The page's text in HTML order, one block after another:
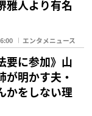
人より有名
エンタメニュース
要に参加》山
明かす夫・
かをしない理